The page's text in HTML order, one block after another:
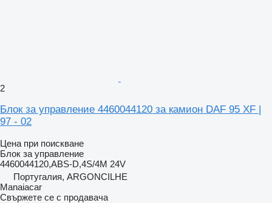
2
Блок за управление 4460044120 за камион DAF 95 XF |
97 - 02
Цена при поискване
Блок за управление
4460044120,ABS-D,4S/4M 24V
Португалия, ARGONCILHE
Manaiacar
Свържете се с продавача